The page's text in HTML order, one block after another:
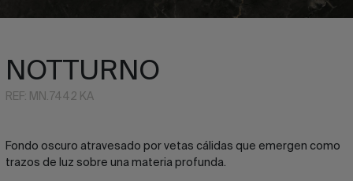
NOTTURNO
REF: MN.7442 KA
Fondo oscuro atravesado por vetas cálidas que emergen como
trazos de luz sobre una materia profunda.